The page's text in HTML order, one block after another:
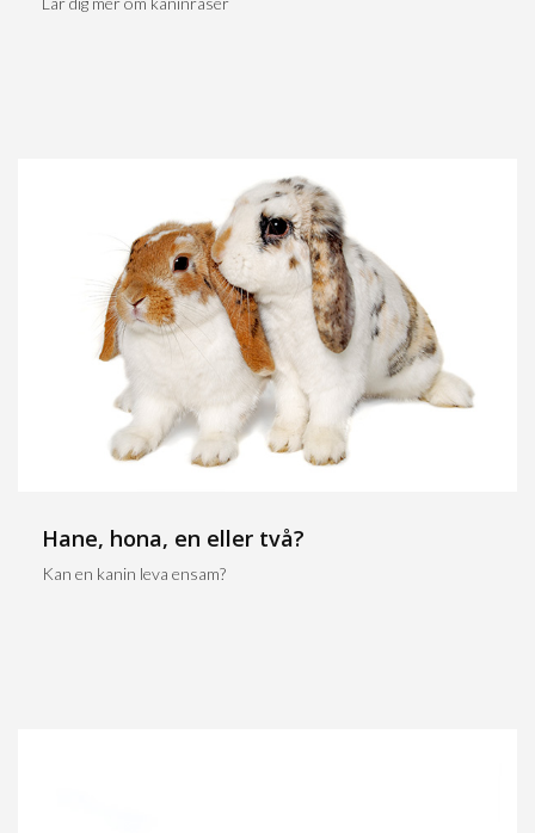
Hane, hona, en eller två?
Kan en kanin leva ensam?